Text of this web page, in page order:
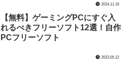
2024.11.19
【無料】ゲーミングPCにすぐ入
れるべきフリーソフト12選！自作
PCフリーソフト
2023.05.12